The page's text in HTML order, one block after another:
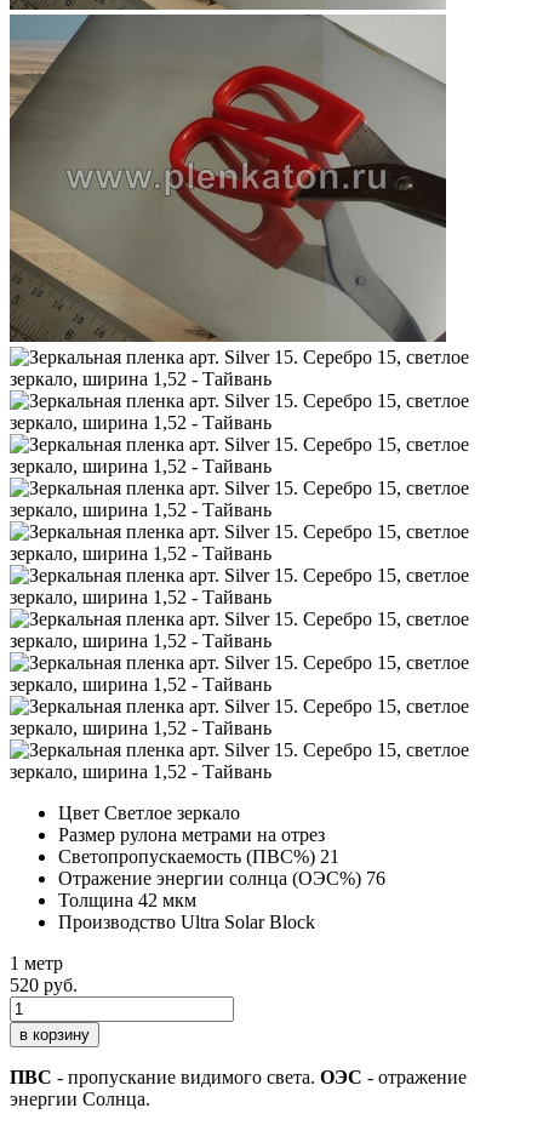
Цвет Светлое зеркало
Размер рулона метрами на отрез
Светопропускаемость (ПВС%) 21
Отражение энергии солнца (ОЭС%) 76
Толщина 42 мкм
Производство Ultra Solar Block
1 метр
520 руб.
в корзину
ПВС - пропускание видимого света. ОЭС - отражение
энергии Солнца.